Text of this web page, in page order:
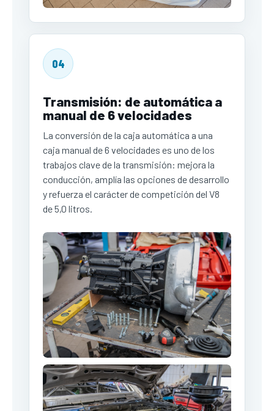
04
Transmisión: de automática a
manual de 6 velocidades
La conversión de la caja automática a una
caja manual de 6 velocidades es uno de los
trabajos clave de la transmisión: mejora la
conducción, amplía las opciones de desarrollo
y refuerza el carácter de competición del V8
de 5,0 litros.